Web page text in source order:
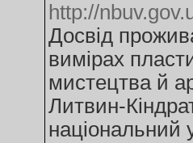
http://
Досвід
вимірах
мистецтва й
Литвин-
національний